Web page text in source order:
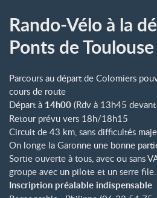
Rando-Vélo à la
Ponts de Toulouse
Parcours au départ de Colomiers
cours de route
Départ à 14h00 (Rdv à 13h45
Retour prévu vers 18h/18h15
Circuit de 43 km, sans difficultés
On longe la Garonne une bonne
Sortie ouverte à tous, avec ou sans
groupe avec un pilote et un serre file.
Inscription préalable indispensable